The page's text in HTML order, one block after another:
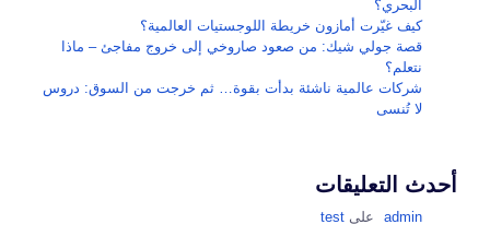
البحري؟
كيف غيّرت أمازون خريطة اللوجستيات العالمية؟
قصة جولي شيك: من صعود صاروخي إلى خروج مفاجئ – ماذا
نتعلم؟
شركات عالمية ناشئة بدأت بقوة… ثم خرجت من السوق: دروس
لا تُنسى
أحدث التعليقات
admin على test